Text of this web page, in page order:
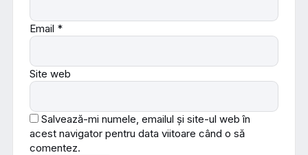
Email *
Site web
Salvează-mi numele, emailul și site-ul web în
acest navigator pentru data viitoare când o să
comentez.